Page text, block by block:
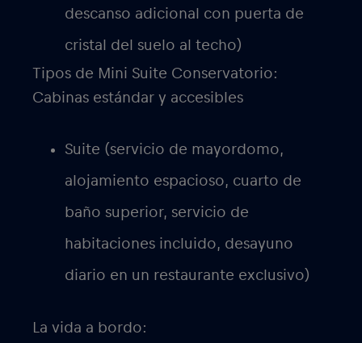
descanso adicional con puerta de
cristal del suelo al techo)
Tipos de Mini Suite Conservatorio:
Cabinas estándar y accesibles
Suite (servicio de mayordomo,
alojamiento espacioso, cuarto de
baño superior, servicio de
habitaciones incluido, desayuno
diario en un restaurante exclusivo)
La vida a bordo: